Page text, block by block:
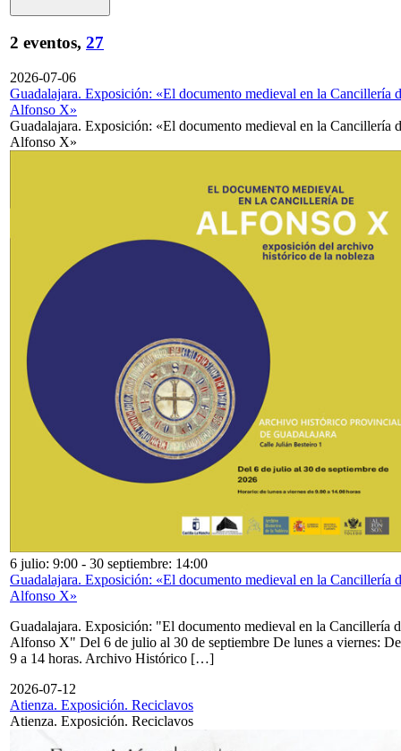
2 eventos, 27
2026-07-06
Guadalajara. Exposición: «El documento medieval en la Cancillería
Alfonso X»
Guadalajara. Exposición: «El documento medieval en la Cancillería
Alfonso X»
6 julio: 9:00 - 30 septiembre: 14:00
Guadalajara. Exposición: «El documento medieval en la Cancillería
Alfonso X»
Guadalajara. Exposición: "El documento medieval en la Cancillería
Alfonso X" Del 6 de julio al 30 de septiembre De lunes a viernes: De
9 a 14 horas. Archivo Histórico […]
2026-07-12
Atienza. Exposición. Reciclavos
Atienza. Exposición. Reciclavos